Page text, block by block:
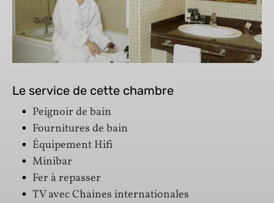
Le service de cette chambre
Peignoir de bain
Fournitures de bain
Équipement Hifi
Minibar
Fer à repasser
TV avec Chaines internationales